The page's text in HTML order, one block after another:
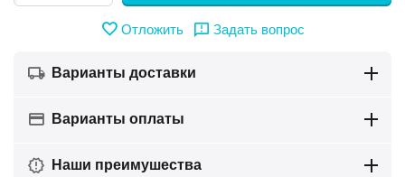
Отложить Задать вопрос
Варианты доставки
Варианты оплаты
Наши преимушества